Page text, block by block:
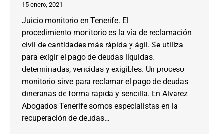
15 enero, 2021
Juicio monitorio en Tenerife. El
procedimiento monitorio es la vía de reclamación
civil de cantidades más rápida y ágil. Se utiliza
para exigir el pago de deudas líquidas,
determinadas, vencidas y exigibles. Un proceso
monitorio sirve para reclamar el pago de deudas
dinerarias de forma rápida y sencilla. En Alvarez
Abogados Tenerife somos especialistas en la
recuperación de deudas…